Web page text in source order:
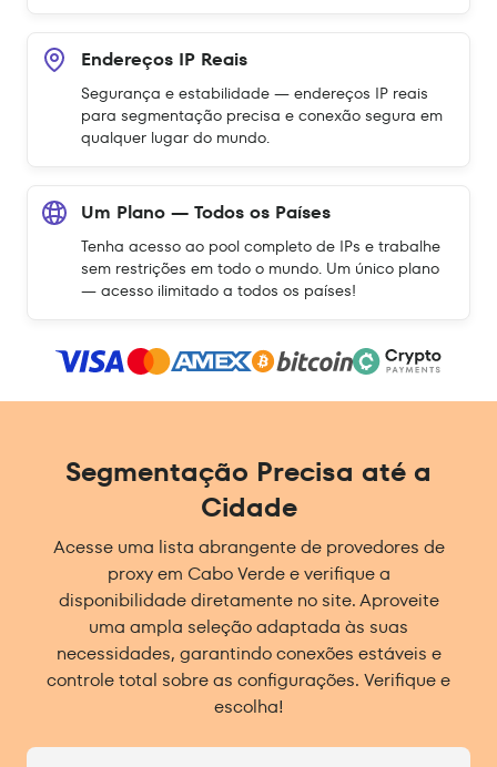
Endereços IP Reais
Segurança e estabilidade — endereços IP reais
para segmentação precisa e conexão segura em
qualquer lugar do mundo.
Um Plano — Todos os Países
Tenha acesso ao pool completo de IPs e trabalhe
sem restrições em todo o mundo. Um único plano
— acesso ilimitado a todos os países!
Segmentação Precisa até a
Cidade
Acesse uma lista abrangente de provedores de
proxy em Cabo Verde e verifique a
disponibilidade diretamente no site. Aproveite
uma ampla seleção adaptada às suas
necessidades, garantindo conexões estáveis e
controle total sobre as configurações. Verifique e
escolha!